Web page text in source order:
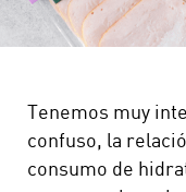
Tenemos muy
confuso, la
consumo de